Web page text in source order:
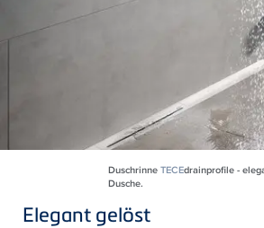
DuschrinneTECEdrainprofile -
Dusche.
Elegant gelöst